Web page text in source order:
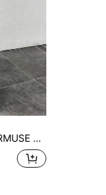
bolso e bainha dividida em rabo de peixe, elegante